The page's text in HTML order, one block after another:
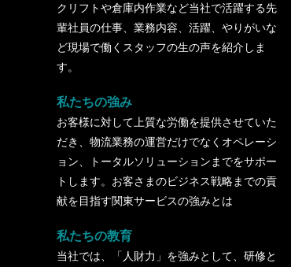
クリフトや倉庫内作業など当社で活躍する先
輩社員の仕事、業務内容、活躍、やりがいな
ど現場で働くスタッフの生の声を紹介しま
す。
私たちの強み
お客様に対して上質な労働を提供させていた
だき、物流業務の運営だけでなくオペレーシ
ョン、トータルソリューションまでをサポー
トします。お客さまのビジネス戦略までの貢
献を目指す関東サービスの強みとは
私たちの教育
当社では、「人財力」を強みとして、研修と